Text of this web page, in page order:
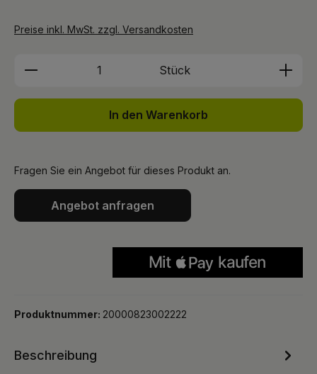
Preise inkl. MwSt. zzgl. Versandkosten
Produkt Anzahl: Gib den
Stück
In den Warenkorb
Fragen Sie ein Angebot für dieses Produkt an.
Angebot anfragen
Produktnummer: 20000823002222
Beschreibung